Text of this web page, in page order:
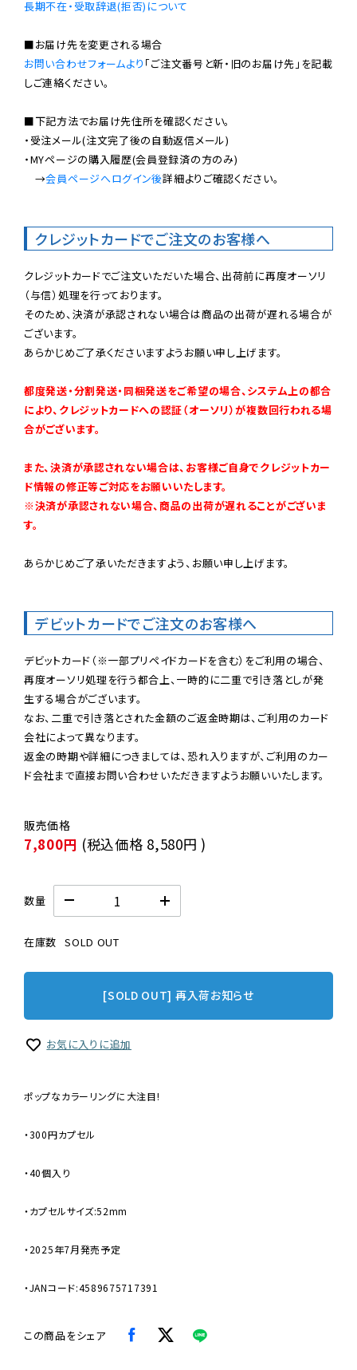
長期不在・受取辞退(拒否)について
お問い合わせフォームより 「ご注文番号と新・旧のお届け先」を記載
しご連絡ください。
■下記方法でお届け先住所を確認ください。
・受注メール(注文完了後の自動返信メール)
・MYページの購入履歴(会員登録済の方のみ)
→会員ページへログイン後詳細よりご確認ください。
クレジットカードでご注文のお客様へ
クレジットカードでご注文いただいた場合、出荷前に再度オーソリ
（与信）処理を行っております。
そのため、決済が承認されない場合は商品の出荷が遅れる場合が
ございます。
あらかじめご了承くださいますようお願い申し上げます。
都度発送・分割発送・同梱発送をご希望の場合、システム上の都合
により、クレジットカードへの認証（オーソリ）が複数回行われる場
合がございます。
また、決済が承認されない場合は、お客様ご自身でクレジットカー
ド情報の修正等ご対応をお願いいたします。
※決済が承認されない場合、商品の出荷が遅れることがございま
す。
あらかじめご了承いただきますよう、お願い申し上げます。
デビットカードでご注文のお客様へ
デビットカード（※一部プリペイドカードを含む）をご利用の場合、
再度オーソリ処理を行う都合上、一時的に二重で引き落としが発
生する場合がございます。
なお、二重で引き落とされた金額のご返金時期は、ご利用のカード
会社によって異なります。
返金の時期や詳細につきましては、恐れ入りますが、ご利用のカー
ド会社まで直接お問い合わせいただきますようお願いいたします。
7,800円 (税込価格 8,580円 )
数量
在庫数 SOLD OUT
[SOLD OUT] 再入荷お知らせ
お気に入りに追加
ポップなカラーリングに大注目!
・300円カプセル
・40個入り
・カプセルサイズ:52mm
・2025年7月発売予定
・JANコード:4589675717391
この商品をシェア